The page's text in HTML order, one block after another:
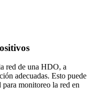
red de una HDO, a
adecuadas. Esto puede
monitoreo la red en